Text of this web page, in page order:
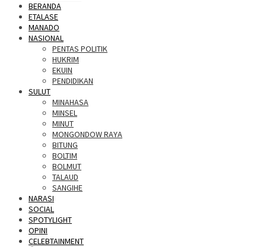
BERANDA
ETALASE
MANADO
NASIONAL
PENTAS POLITIK
HUKRIM
EKUIN
PENDIDIKAN
SULUT
MINAHASA
MINSEL
MINUT
MONGONDOW RAYA
BITUNG
BOLTIM
BOLMUT
TALAUD
SANGIHE
NARASI
SOCIAL
SPOTYLIGHT
OPINI
CELEBTAINMENT